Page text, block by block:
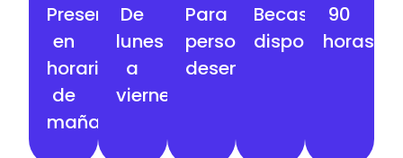
Presencial,
en
horario
de
mañanas
De
lunes
a
viernes
Para
personas
desempleadas
Becas
disponibles
90
horas